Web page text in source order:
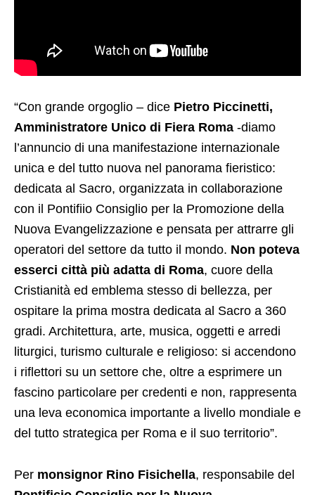
“Con grande orgoglio – dice Pietro Piccinetti,
Amministratore Unico di Fiera Roma -diamo
l’annuncio di una manifestazione internazionale
unica e del tutto nuova nel panorama fieristico:
dedicata al Sacro, organizzata in collaborazione
con il Pontifiio Consiglio per la Promozione della
Nuova Evangelizzazione e pensata per attrarre gli
operatori del settore da tutto il mondo. Non poteva
esserci città più adatta di Roma, cuore della
Cristianità ed emblema stesso di bellezza, per
ospitare la prima mostra dedicata al Sacro a 360
gradi. Architettura, arte, musica, oggetti e arredi
liturgici, turismo culturale e religioso: si accendono
i riflettori su un settore che, oltre a esprimere un
fascino particolare per credenti e non, rappresenta
una leva economica importante a livello mondiale e
del tutto strategica per Roma e il suo territorio”.
Per monsignor Rino Fisichella, responsabile del